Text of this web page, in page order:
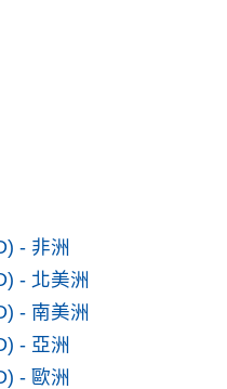
- 非洲
- 北美洲
- 南美洲
- 亞洲
- 歐洲